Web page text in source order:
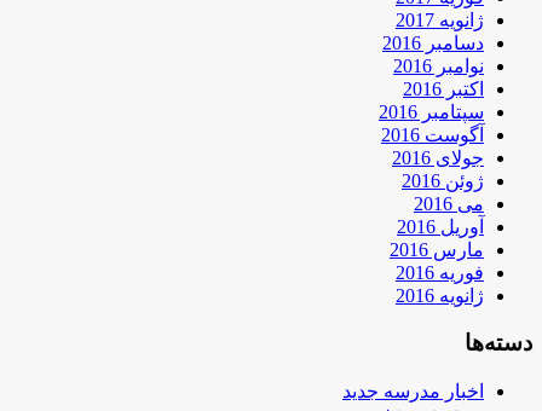
ژانویه 2017
دسامبر 2016
نوامبر 2016
اکتبر 2016
سپتامبر 2016
آگوست 2016
جولای 2016
ژوئن 2016
می 2016
آوریل 2016
مارس 2016
فوریه 2016
ژانویه 2016
دسته‌ها
اخبار مدرسه جدید